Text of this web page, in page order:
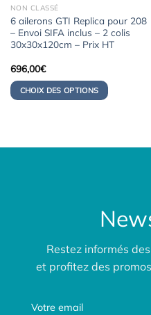
NON CLASSÉ
6 ailerons GTI Replica pour 208
– Envoi SIFA inclus – 2 colis
30x30x120cm – Prix HT
696,00€
CHOIX DES OPTIONS
Restez informés
et profitez des
Votre email